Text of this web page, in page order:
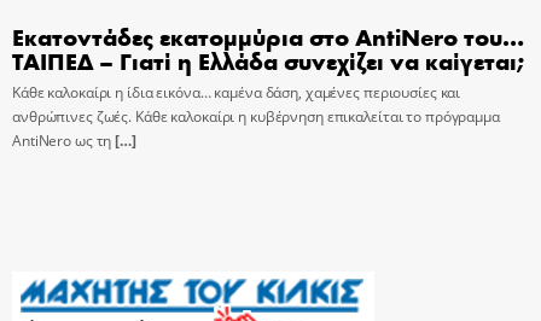
Εκατοντάδες εκατομμύρια στο AntiNero του…
ΤΑΙΠΕΔ – Γιατί η Ελλάδα συνεχίζει να καίγεται;
Κάθε καλοκαίρι η ίδια εικόνα… καμένα δάση, χαμένες περιουσίες και
ανθρώπινες ζωές. Κάθε καλοκαίρι η κυβέρνηση επικαλείται το πρόγραμμα
AntiNero ως τη[…]